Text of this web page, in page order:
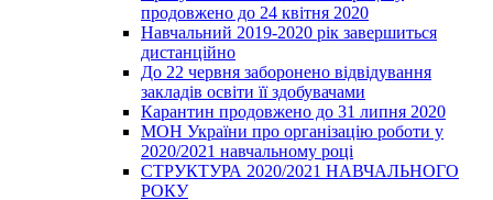
продовжено до 24 квітня 2020
Навчальний 2019-2020 рік завершиться
дистанційно
До 22 червня заборонено відвідування
закладів освіти її здобувачами
Карантин продовжено до 31 липня 2020
МОН України про організацію роботи у
2020/2021 навчальному році
СТРУКТУРА 2020/2021 НАВЧАЛЬНОГО
РОКУ